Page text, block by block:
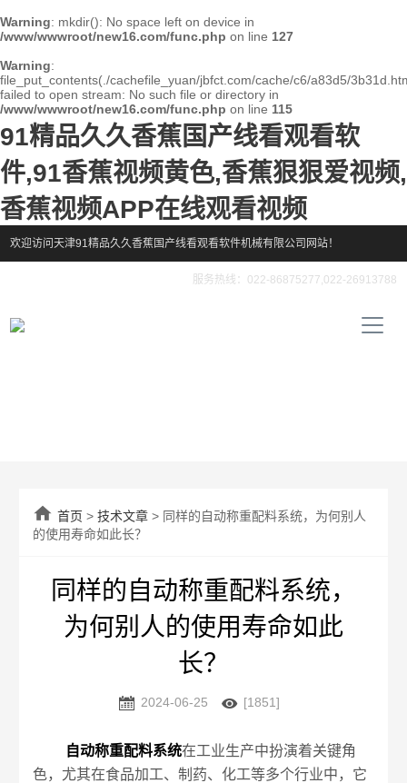
Warning: mkdir(): No space left on device in
/www/wwwroot/new16.com/func.php on line 127
Warning:
file_put_contents(./cachefile_yuan/jbfct.com/cache/c6/a83d5/
failed to open stream: No such file or directory in
/www/wwwroot/new16.com/func.php on line 115
91精品久久香蕉国产线看观看软
件,91香蕉视频黄色,香蕉狠狠爱视频,
香蕉视频APP在线观看视频
欢迎访问天津91精品久久香蕉国产线看观看软件机械有限公司网站！
服务热线：022-86875277,022-26913788
 首页 >技术文章 > 同样的自动称重配料系统，为何别人
的使用寿命如此长？
同样的自动称重配料系统，
为何别人的使用寿命如此
长？
 2024-06-25  [1851]
自动称重配料系统在工业生产中扮演着关键角
色，尤其在食品加工、制药、化工等多个行业中，它